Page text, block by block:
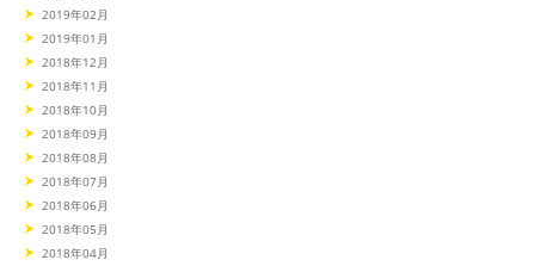
2019年02月
2019年01月
2018年12月
2018年11月
2018年10月
2018年09月
2018年08月
2018年07月
2018年06月
2018年05月
2018年04月